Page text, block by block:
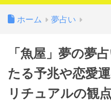
ホーム 夢占い
「魚屋」夢の夢
たる予兆や恋愛
リチュアルの観